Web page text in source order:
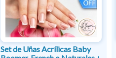
Set de Uñas Acrílicas Baby